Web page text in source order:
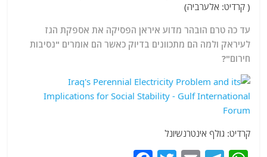
( קרדיט: אלערביה)
עד כה טרם הובהר מדוע איראן הפסיקה את אספקת הגז
לעיראק ולמה הם מתכוונים בדיוק כאשר הם אומרים "נסיבות
חירום"?
קרדיט: גולף אינטרנשיונל